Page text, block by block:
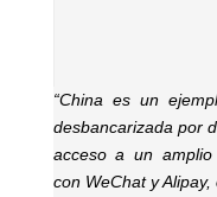
“China es un
desbancarizada por
acceso a un amplio
con WeChat y Alipay,